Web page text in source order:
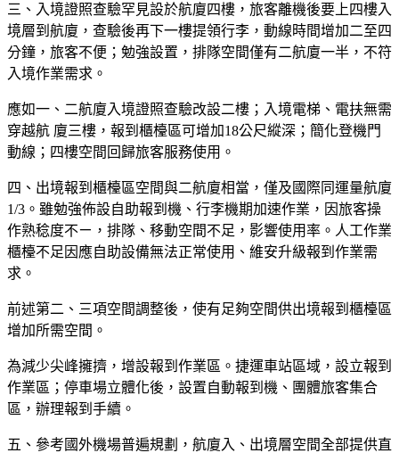
三、入境證照查驗罕見設於航廈四樓，旅客離機後要上四樓入
境層到航廈，查驗後再下一樓提領行李，動線時間增加二至四
分鐘，旅客不便；勉強設置，排隊空間僅有二航廈一半，不符
入境作業需求。
應如一、二航廈入境證照查驗改設二樓；入境電梯、電扶無需
穿越航 廈三樓，報到櫃檯區可增加18公尺縱深；簡化登機門
動線；四樓空間回歸旅客服務使用。
四、出境報到櫃檯區空間與二航廈相當，僅及國際同運量航廈
1/3。雖勉強佈設自助報到機、行李機期加速作業，因旅客操
作熟稔度不ㄧ，排隊、移動空間不足，影響使用率。人工作業
櫃檯不足因應自助設備無法正常使用、維安升級報到作業需
求。
前述第二、三項空間調整後，使有足夠空間供出境報到櫃檯區
增加所需空間。
為減少尖峰擁擠，增設報到作業區。捷運車站區域，設立報到
作業區；停車場立體化後，設置自動報到機、團體旅客集合
區，辦理報到手續。
五、參考國外機場普遍規劃，航廈入、出境層空間全部提供直